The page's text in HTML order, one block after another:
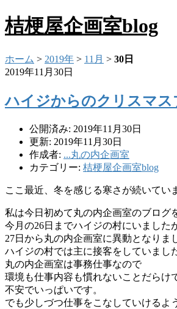
桔梗屋企画室blog
ホーム > 2019年 > 11月 > 30日
2019年11月30日
ハイジからのクリスマス
公開済み: 2019年11月30日
更新: 2019年11月30日
作成者: ...丸の内企画室
カテゴリー: 桔梗屋企画室blog
ここ最近、冬を感じる寒さが続いてい
私は今日初めて丸の内企画室のブログ
今月の26日までハイジの村にいました
27日から丸の内企画室に異動となりま
ハイジの村では主に接客をしていまし
丸の内企画室は事務仕事なので
環境も仕事内容も慣れないことだらけ
不安でいっぱいです。
でも少しづつ仕事をこなしていけるよ